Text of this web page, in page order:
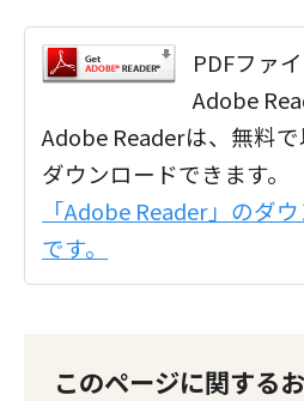
PDFファ
Adobe
Adobe Readerは、無料
ダウンロードできます。
「Adobe Reader」のダ
です。
このページに関する